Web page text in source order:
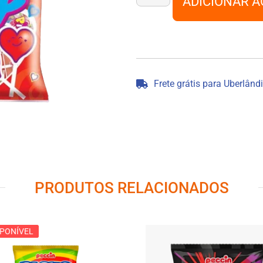
Frete grátis para
PRODUTOS RELACIONADOS